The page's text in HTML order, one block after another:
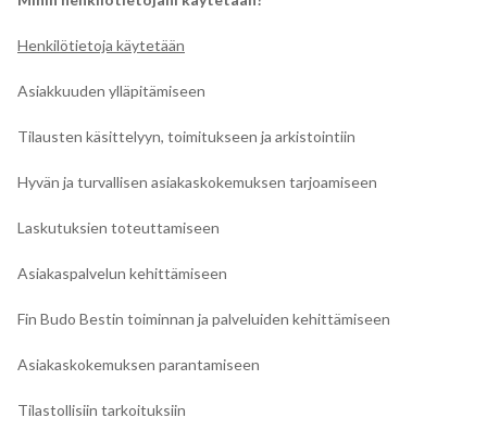
Henkilötietoja käytetään
Asiakkuuden ylläpitämiseen
Tilausten käsittelyyn, toimitukseen ja arkistointiin
Hyvän ja turvallisen asiakaskokemuksen tarjoamiseen
Laskutuksien toteuttamiseen
Asiakaspalvelun kehittämiseen
Fin Budo Bestin toiminnan ja palveluiden kehittämiseen
Asiakaskokemuksen parantamiseen
Tilastollisiin tarkoituksiin